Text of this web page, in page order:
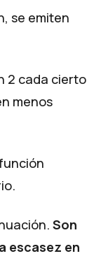
se emiten
2 cada cierto
menos
Son
escasez en